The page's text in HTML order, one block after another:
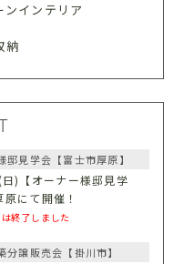
ンインテリア
納
邸見学会【富士市厚原】
)【オーナー様邸見学
にて開催！
終了しました
分譲販売会【掛川市】